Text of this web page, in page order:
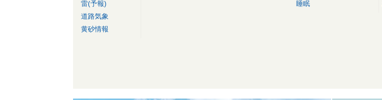
雷(予報)
道路気象
黄砂情報
睡眠